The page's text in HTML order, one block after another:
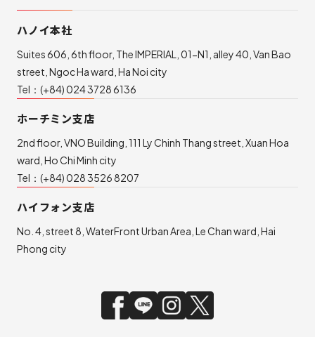
ハノイ本社
Suites 606, 6th floor, The IMPERIAL, 01-N1, alley 40, Van Bao
street, Ngoc Ha ward, Ha Noi city
Tel： (+84) 024 3728 6136
ホーチミン支店
2nd floor, VNO Building, 111 Ly Chinh Thang street, Xuan Hoa
ward, Ho Chi Minh city
Tel： (+84) 028 3526 8207
ハイフォン支店
No. 4, street 8, WaterFront Urban Area, Le Chan ward, Hai
Phong city